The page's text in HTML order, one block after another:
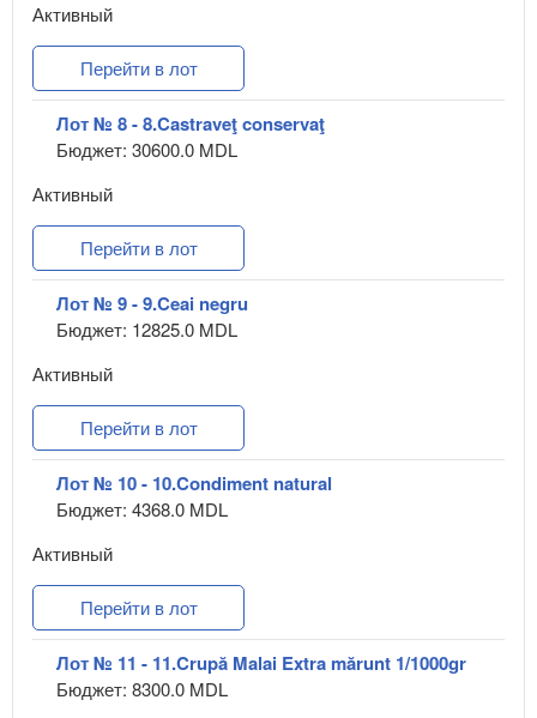
Активный
Перейти в лот
Лот № 8 - 8.Castraveţ conservaţ
Бюджет: 30600.0 MDL
Активный
Перейти в лот
Лот № 9 - 9.Ceai negru
Бюджет: 12825.0 MDL
Активный
Перейти в лот
Лот № 10 - 10.Condiment natural
Бюджет: 4368.0 MDL
Активный
Перейти в лот
Лот № 11 - 11.Crupă Malai Extra mărunt 1/1000gr
Бюджет: 8300.0 MDL